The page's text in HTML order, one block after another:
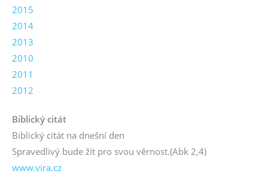
2015
2014
2013
2010
2011
2012
Biblický citát
Biblický citát na dnešní den
Spravedlivý bude žít pro svou věrnost.(Abk 2,4)
www.vira.cz